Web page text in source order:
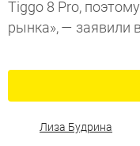
Tiggo 8 Pro,
рынка», — заявили
Лиза Будрина